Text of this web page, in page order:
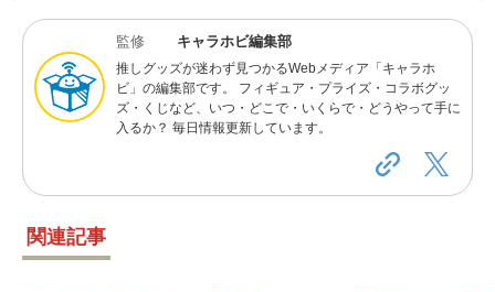
監修 キャラホビ編集部
推しグッズが迷わず見つかるWebメディア「キャラホ
ビ」の編集部です。 フィギュア・プライズ・コラボグッ
ズ・くじなど、いつ・どこで・いくらで・どうやって手に
入るか？ 毎日情報更新しています。
関連記事